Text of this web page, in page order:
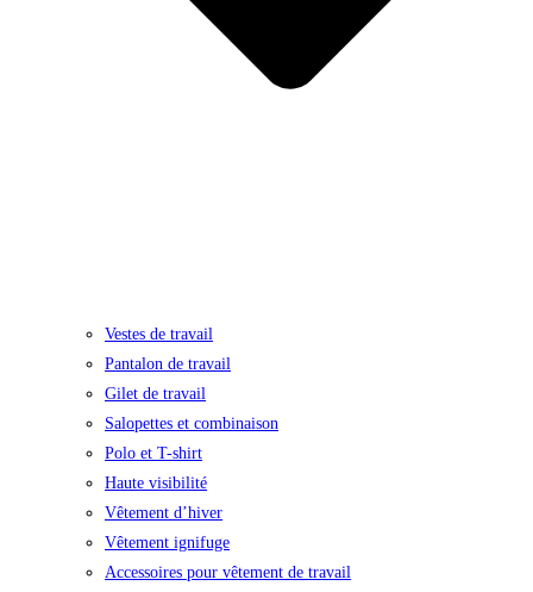
Vestes de travail
Pantalon de travail
Gilet de travail
Salopettes et combinaison
Polo et T-shirt
Haute visibilité
Vêtement d’hiver
Vêtement ignifuge
Accessoires pour vêtement de travail